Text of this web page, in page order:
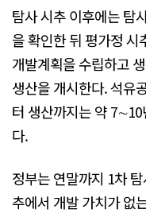
탐사 시추 이후에는 탐
을 확인한 뒤 평가정 시
개발계획을 수립하고
생산을 개시한다. 석유
터 생산까지는 약
다.
정부는 연말까지 1차
추에서 개발 가치가 없